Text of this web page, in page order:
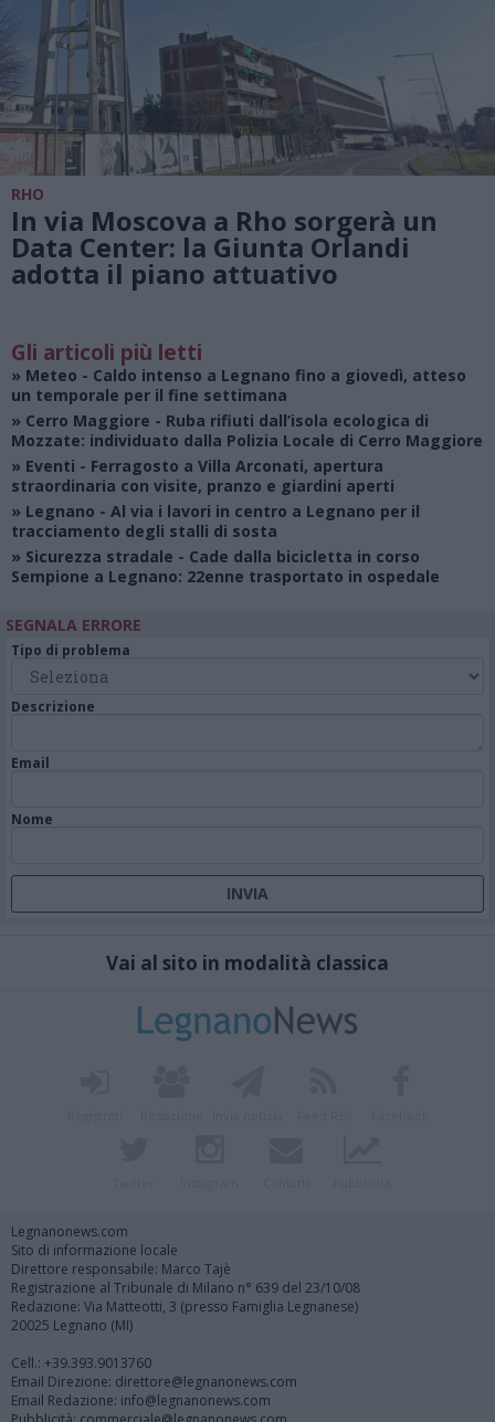
RHO
In via Moscova a Rho sorgerà un
Data Center: la Giunta Orlandi
adotta il piano attuativo
Gli articoli più letti
» Meteo - Caldo intenso a Legnano fino a giovedì, atteso
un temporale per il fine settimana
» Cerro Maggiore - Ruba rifiuti dall’isola ecologica di
Mozzate: individuato dalla Polizia Locale di Cerro Maggiore
» Eventi - Ferragosto a Villa Arconati, apertura
straordinaria con visite, pranzo e giardini aperti
» Legnano - Al via i lavori in centro a Legnano per il
tracciamento degli stalli di sosta
» Sicurezza stradale - Cade dalla bicicletta in corso
Sempione a Legnano: 22enne trasportato in ospedale
SEGNALA ERRORE
Tipo di problema
Descrizione
Email
Nome
Vai al sito in modalità classica
Legnanonews.com
Sito di informazione locale
Direttore responsabile: Marco Tajè
Registrazione al Tribunale di Milano n° 639 del 23/10/08
Redazione: Via Matteotti, 3 (presso Famiglia Legnanese)
20025 Legnano (MI)
Cell.: +39.393.9013760
Email Direzione: direttore@legnanonews.com
Email Redazione: info@legnanonews.com